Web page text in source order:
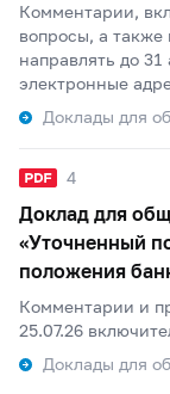
Комментарии,
вопросы, а
направлять до
электронные
Доклады для
4
Доклад для
«Уточненный
положения
Комментарии и
25.07.26
Доклады для